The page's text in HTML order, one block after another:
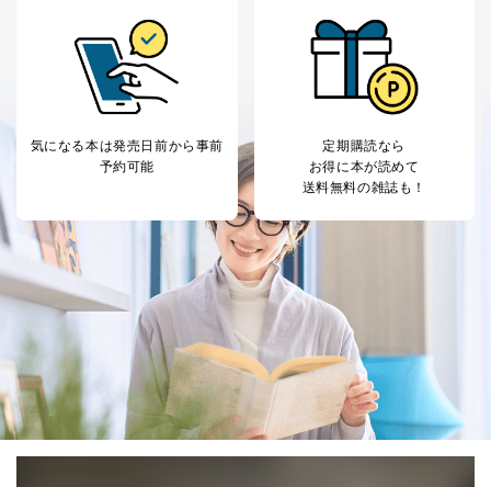
に特に必要がある場合であって、本人の同意を得るこ
とが困難である場合。
国の機関もしくは地方公共団体またはその委託を受け
た者が法令の定める事務を遂行することに対して協力
する必要がある場合であって、本人の同意を得ること
き。
上記２．の利用目的を実施するために守秘義務を結ん
だ企業に、業務の一部として個人情報の取扱いを委
託・提供する場合、その業務に必要な範囲で委託・提
供先企業に個人情報を開示することがあります。
委託・提供先企業は具体的には以下のような企業です
が、これらに限りません。
委託先：カスタマーサポート支援会社 、クレジッ
トカード決済などの決済代行・料金回収会社、広
告配信サービス会社
提供先：出版社、出版物発売元、卸売会社、販売
店など商品の供給者、梱包会社、配送会社、新聞
販売店などの梱包・配送・配達会社
４．開示対象個人情報の「開示」「訂正」等の請求につ
気になる本は発売日前から事前
予約可能
定期購読なら
お得に本が読めて
送料無料の雑誌も！